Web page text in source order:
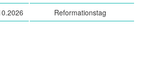
Reformationstag